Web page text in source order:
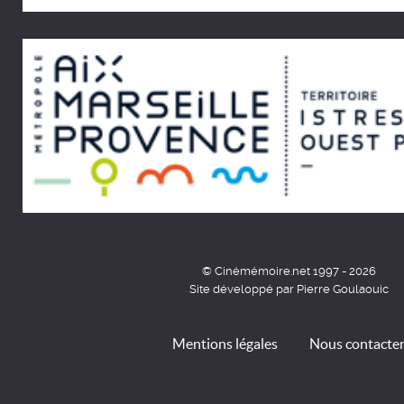
© Cinémémoire.net 1997 - 2026
Site développé par Pierre Goulaouic
Mentions légales Nous contacter